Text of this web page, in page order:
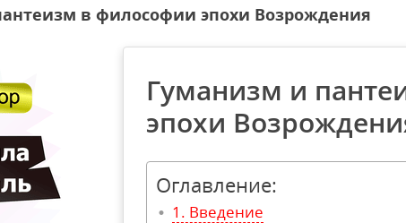
в философии эпохи Возрождения
Гуманизм и
эпохи
Оглавление:
Введение